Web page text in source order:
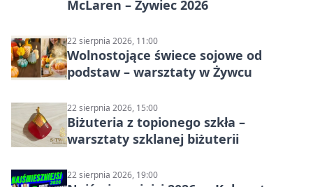
McLaren – Żywiec 2026
22 sierpnia 2026, 11:00
Wolnostojące świece sojowe od
podstaw – warsztaty w Żywcu
22 sierpnia 2026, 15:00
Biżuteria z topionego szkła –
warsztaty szklanej biżuterii
22 sierpnia 2026, 19:00